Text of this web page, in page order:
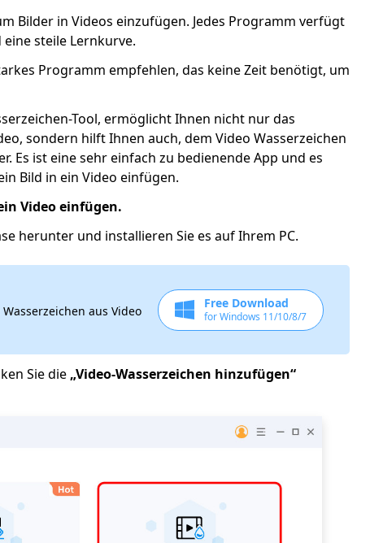
Bilder in Videos einzufügen. Jedes Programm verfügt
steile Lernkurve.
Programm empfehlen, das keine Zeit benötigt, um
Tool, ermöglicht Ihnen nicht nur das
sondern hilft Ihnen auch, dem Video Wasserzeichen
Es ist eine sehr einfach zu bedienende App und es
Bild in ein Video einfügen.
Video einfügen.
herunter und installieren Sie es auf Ihrem PC.
aus Video
Free Download
for Windows 11/10/8/7
Sie die „Video-Wasserzeichen hinzufügen“